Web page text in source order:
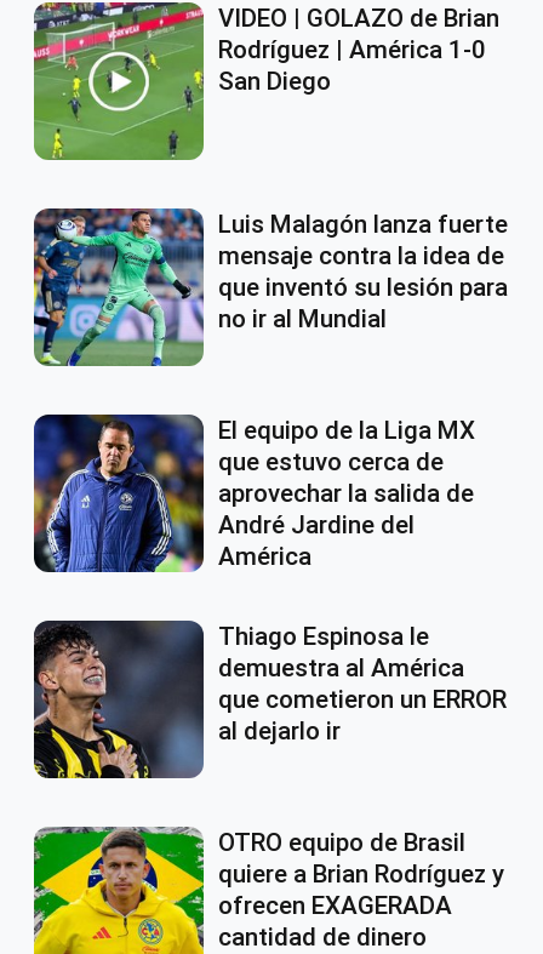
VIDEO | GOLAZO de Brian
Rodríguez | América 1-0
San Diego
Luis Malagón lanza fuerte
mensaje contra la idea de
que inventó su lesión para
no ir al Mundial
El equipo de la Liga MX
que estuvo cerca de
aprovechar la salida de
André Jardine del
América
Thiago Espinosa le
demuestra al América
que cometieron un ERROR
al dejarlo ir
OTRO equipo de Brasil
quiere a Brian Rodríguez y
ofrecen EXAGERADA
cantidad de dinero